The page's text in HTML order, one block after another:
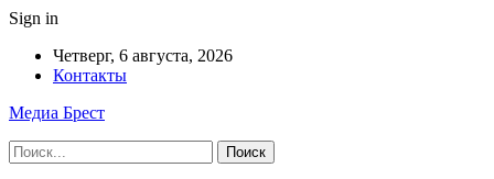
Sign in
Четверг, 6 августа, 2026
Контакты
Медиа Брест